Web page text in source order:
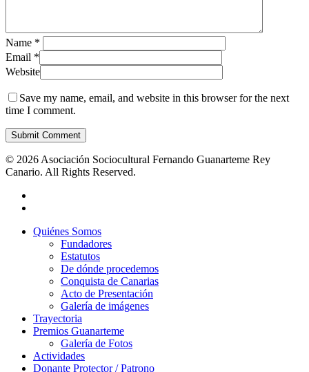
Name *
Email *
Website
Save my name, email, and website in this browser for the next
time I comment.
© 2026 Asociación Sociocultural Fernando Guanarteme Rey
Canario. All Rights Reserved.
Quiénes Somos
Fundadores
Estatutos
De dónde procedemos
Conquista de Canarias
Acto de Presentación
Galería de imágenes
Trayectoria
Premios Guanarteme
Galería de Fotos
Actividades
Donante Protector / Patrono